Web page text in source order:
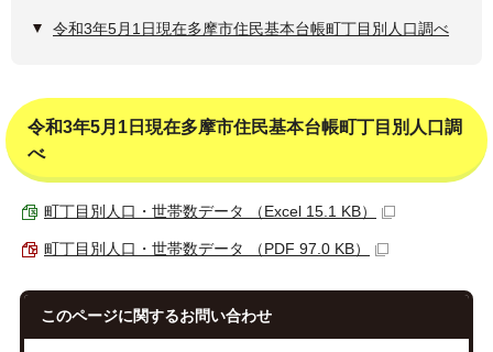
令和3年5月1日現在多摩市住民基本台帳町丁目別人口調べ
令和3年5月1日現在多摩市住民基本台帳町丁目別人口調
べ
町丁目別人口・世帯数データ （Excel 15.1 KB）
町丁目別人口・世帯数データ （PDF 97.0 KB）
このページに関するお問い合わせ